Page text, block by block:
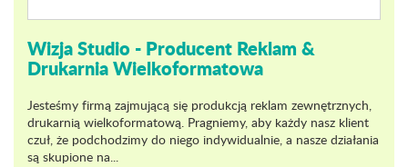
Wizja Studio - Producent Reklam &
Drukarnia Wielkoformatowa
Jesteśmy firmą zajmującą się produkcją reklam zewnętrznych,
drukarnią wielkoformatową. Pragniemy, aby każdy nasz klient
czuł, że podchodzimy do niego indywidualnie, a nasze działania
są skupione na...